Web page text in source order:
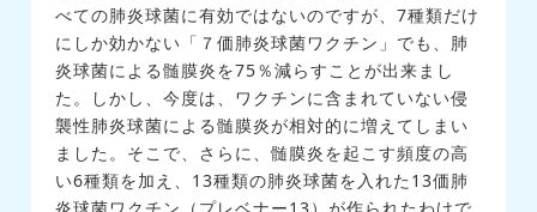
べての肺炎球菌に有効ではないのですが、7種類だけ
にしか効かない「７価肺炎球菌ワクチン」でも、肺
炎球菌による髄膜炎を75％減らすことが出来まし
た。しかし、今度は、ワクチンに含まれていない侵
襲性肺炎球菌による髄膜炎が相対的に増えてしまい
ました。そこで、さらに、髄膜炎を起こす頻度の高
い6種類を加え、13種類の肺炎球菌を入れた13価肺